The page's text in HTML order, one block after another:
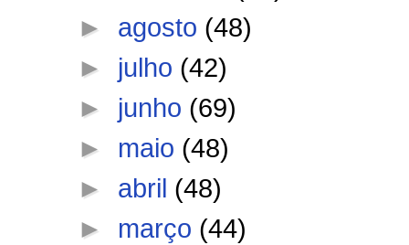
► agosto (48)
► julho (42)
► junho (69)
► maio (48)
► abril (48)
► março (44)